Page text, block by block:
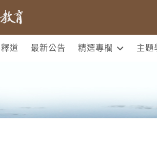
道 最新公告 精選專欄 主題